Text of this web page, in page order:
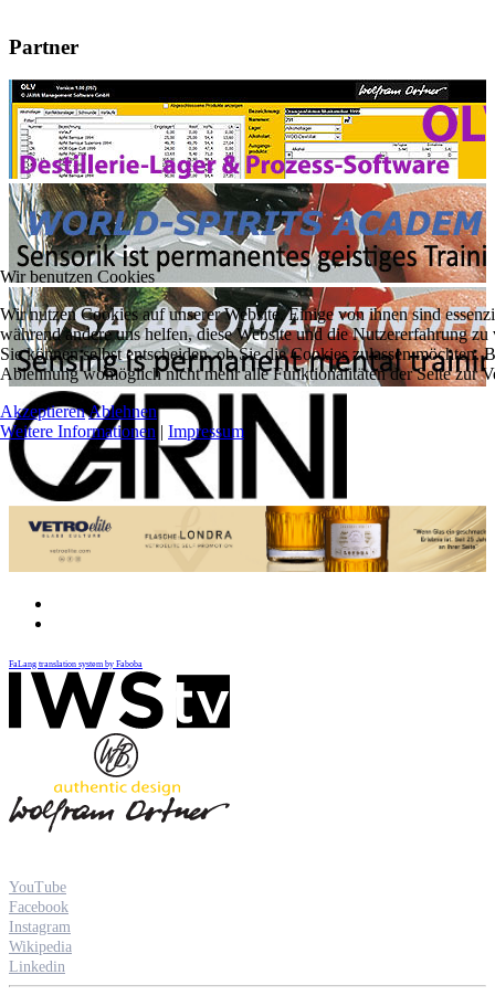
Partner
FaLang translation system by Faboba
YouTube
Facebook
Instagram
Wikipedia
Linkedin
Wir benutzen Cookies
Wir nutzen Cookies auf unserer Website. Einige von ihnen sind
während andere uns helfen, diese Website und die Nutzererfahrung
Sie können selbst entscheiden, ob Sie die Cookies zulassen möchten.
Ablehnung womöglich nicht mehr alle Funktionalitäten der Seite zur
AkzeptierenAblehnen
Weitere Informationen | Impressum